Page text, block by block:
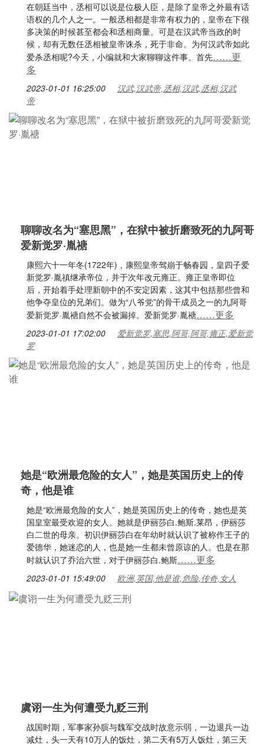
在朝廷当中，丞相可以说是位极人臣，是除了皇帝之外最有话
语权的几个人之一。一般丞相都是非常有权力的，皇帝在下很
多决策的时候甚至都会和丞相商量。可是在汉武帝当政的时
候，却有无数任丞相被皇帝诛杀，死于非命。为何汉武帝如此
爱杀丞相呢?今天，小编就和大家聊聊这件事。首先……更
多
2023-01-01 16:25:00
汉武,汉武帝,丞相,汉武,丞相,汉武
帝
聊聊改名为“塞思黑”，在狱中被折磨致死的九阿哥
爱新觉罗·胤禟
康熙六十一年冬(1722年)，康熙皇帝驾崩于畅春园，皇四子爱
新觉罗·胤禛继承帝位，并于次年改元雍正。雍正皇帝即位
后，开始着手处理新朝中的不安定因素，这其中包括那些曾和
他争夺皇位的兄弟们。做为“八爷党”的骨干成员之一的九阿哥
爱新觉罗·胤禟自然不会被漏掉。爱新觉罗·胤禟……更多
2023-01-01 17:02:00
爱新觉罗,塞思,阿哥,阿哥,雍正,爱新觉
罗
她是“欧洲最危险的女人”，她是英国历史上的传
奇，他是谁
她是“欧洲最危险的女人”，她是英国历史上的传奇，她也是英
国皇室最受欢迎的女人。她就是伊丽莎白.鲍斯.莱昂，伊丽莎
白二世的母亲。初识伊丽莎白在年幼时就认识了被称作王子的
爱德华，她迷恋的人，也是她一生都未曾原谅的人。也是在那
时就认识了乔治六世，对于伊丽莎白.鲍斯……更多
2023-01-01 15:49:00 欧洲,英国,他是谁,危险,传奇,女人
虞诩一生为何遭受九贬三刑
战国时期，军事家孙膑与魏军交战时故意示弱，一边退兵一边
减灶，头一天有10万人的饭灶，第二天有5万人饭灶，第三天